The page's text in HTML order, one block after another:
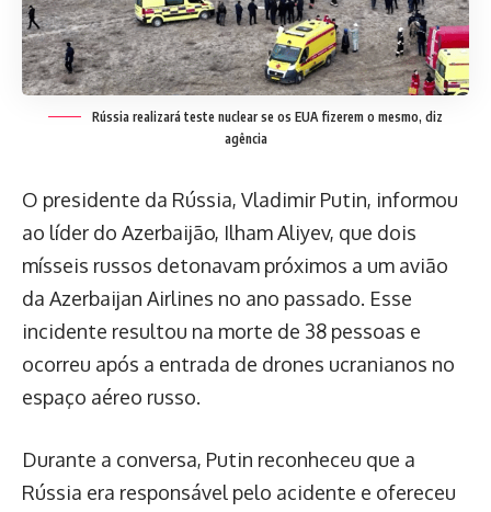
Rússia realizará teste nuclear se os EUA fizerem o mesmo, diz
agência
O presidente da Rússia, Vladimir Putin, informou
ao líder do Azerbaijão, Ilham Aliyev, que dois
mísseis russos detonavam próximos a um avião
da Azerbaijan Airlines no ano passado. Esse
incidente resultou na morte de 38 pessoas e
ocorreu após a entrada de drones ucranianos no
espaço aéreo russo.
Durante a conversa, Putin reconheceu que a
Rússia era responsável pelo acidente e ofereceu